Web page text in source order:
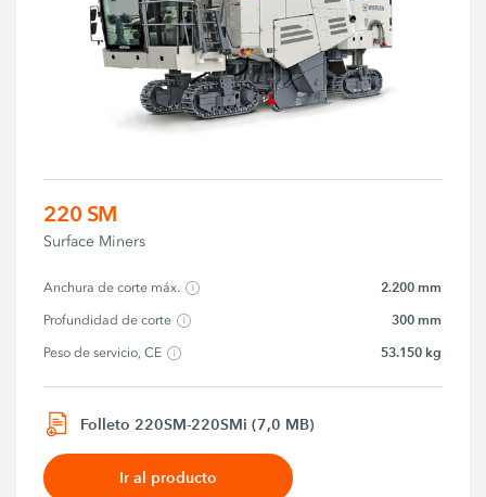
220 SM
Surface Miners
Anchura de corte máx. 2.200 mm
Profundidad de corte 300 mm
Peso de servicio, CE 53.150 kg
Folleto 220SM-220SMi (7,0 MB)
Ir al producto